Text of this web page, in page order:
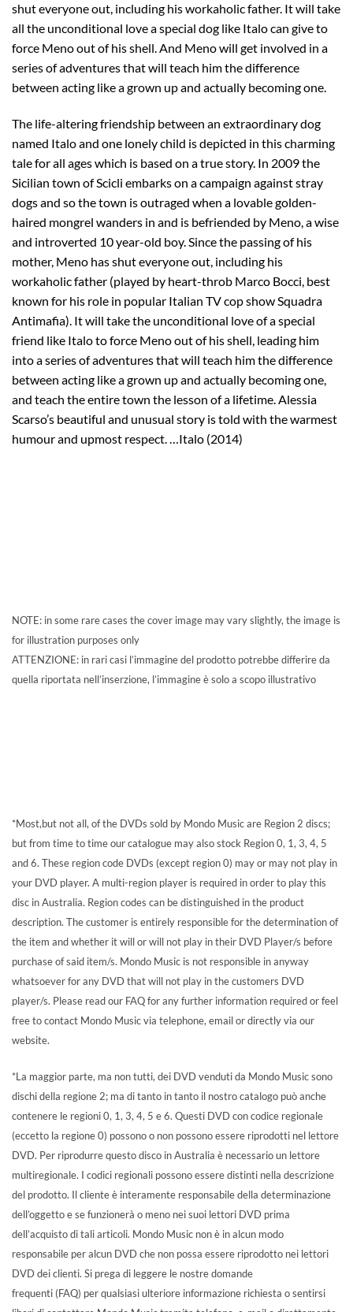
shut everyone out, including his workaholic father. It will take
all the unconditional love a special dog like Italo can give to
force Meno out of his shell. And Meno will get involved in a
series of adventures that will teach him the difference
between acting like a grown up and actually becoming one.
The life-altering friendship between an extraordinary dog
named Italo and one lonely child is depicted in this charming
tale for all ages which is based on a true story. In 2009 the
Sicilian town of Scicli embarks on a campaign against stray
dogs and so the town is outraged when a lovable golden-
haired mongrel wanders in and is befriended by Meno, a wise
and introverted 10 year-old boy. Since the passing of his
mother, Meno has shut everyone out, including his
workaholic father (played by heart-throb Marco Bocci, best
known for his role in popular Italian TV cop show Squadra
Antimafia). It will take the unconditional love of a special
friend like Italo to force Meno out of his shell, leading him
into a series of adventures that will teach him the difference
between acting like a grown up and actually becoming one,
and teach the entire town the lesson of a lifetime. Alessia
Scarso’s beautiful and unusual story is told with the warmest
humour and upmost respect. …Italo (2014)
NOTE: in some rare cases the cover image may vary slightly, the image is
for illustration purposes only
ATTENZIONE: in rari casi l’immagine del prodotto potrebbe differire da
quella riportata nell’inserzione, l’immagine è solo a scopo illustrativo
*Most,but not all, of the DVDs sold by Mondo Music are Region 2 discs;
but from time to time our catalogue may also stock Region 0, 1, 3, 4, 5
and 6. These region code DVDs (except region 0) may or may not play in
your DVD player. A multi-region player is required in order to play this
disc in Australia. Region codes can be distinguished in the product
description. The customer is entirely responsible for the determination of
the item and whether it will or will not play in their DVD Player/s before
purchase of said item/s. Mondo Music is not responsible in anyway
whatsoever for any DVD that will not play in the customers DVD
player/s. Please read our FAQ for any further information required or feel
free to contact Mondo Music via telephone, email or directly via our
website.
*La maggior parte, ma non tutti, dei DVD venduti da Mondo Music sono
dischi della regione 2; ma di tanto in tanto il nostro catalogo può anche
contenere le regioni 0, 1, 3, 4, 5 e 6. Questi DVD con codice regionale
(eccetto la regione 0) possono o non possono essere riprodotti nel lettore
DVD. Per riprodurre questo disco in Australia è necessario un lettore
multiregionale. I codici regionali possono essere distinti nella descrizione
del prodotto. Il cliente è interamente responsabile della determinazione
dell’oggetto e se funzionerà o meno nei suoi lettori DVD prima
dell’acquisto di tali articoli. Mondo Music non è in alcun modo
responsabile per alcun DVD che non possa essere riprodotto nei lettori
DVD dei clienti. Si prega di leggere le nostre domande
frequenti (FAQ) per qualsiasi ulteriore informazione richiesta o sentirsi